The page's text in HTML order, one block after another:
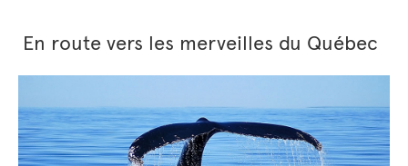
En route vers les merveilles du Québec